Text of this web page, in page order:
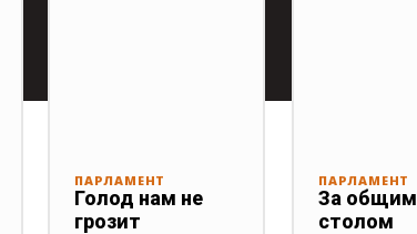
ПАРЛАМЕНТ
Голод нам не
грозит
ПАРЛАМЕНТ
За общим
столом